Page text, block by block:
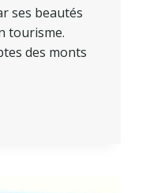
ses beautés
tourisme.
des monts